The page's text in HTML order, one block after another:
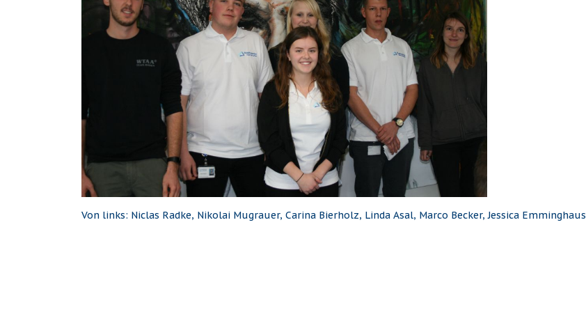
Von links: Niclas Radke, Nikolai Mugrauer, Carina Bierholz, Linda Asal, Marco Becker, Jessica Emminghaus